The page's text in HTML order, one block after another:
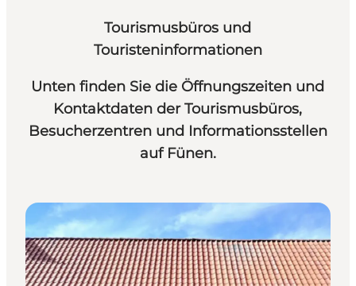
Tourismusbüros und
Touristeninformationen
Unten finden Sie die Öffnungszeiten und
Kontaktdaten der Tourismusbüros,
Besucherzentren und Informationsstellen
auf Fünen.